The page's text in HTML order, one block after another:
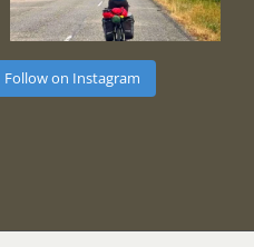
Follow on Instagram